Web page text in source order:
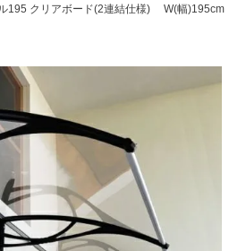
ル195 クリアボード(2連結仕様) W(幅)195cm